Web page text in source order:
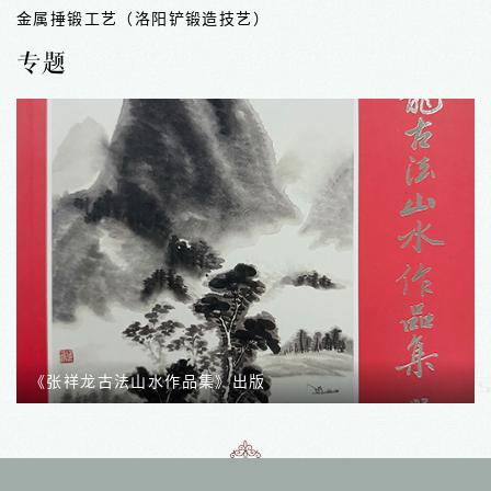
九天阿胶制作技艺
专题
河南非遗保护成果展